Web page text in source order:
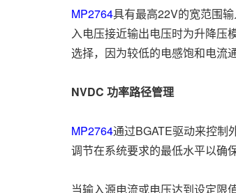
MP2764具有最高22V的宽范围
入电压接近输出电压时为升降压
选择，因为较低的电感饱和电流
NVDC 功率路径管理
MP2764通过BGATE驱动来控制
调节在系统要求的最低水平以确
当输入源电流或电压达到设定限